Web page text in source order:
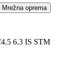
Mrežna oprema
6.3 IS STM